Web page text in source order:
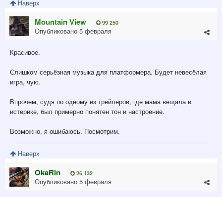
Наверх
Mountain View 99 250
Опубликовано 5 февраля
Красивое.
Слишком серьёзная музыка для платформера. Будет невесёлая
игра, чую.
Впрочем, судя по одному из трейлеров, где мама вещала в
истерике, был примерно понятен тон и настроение.
Возможно, я ошибаюсь. Посмотрим.
Наверх
OkaRin 26 132
Опубликовано 5 февраля